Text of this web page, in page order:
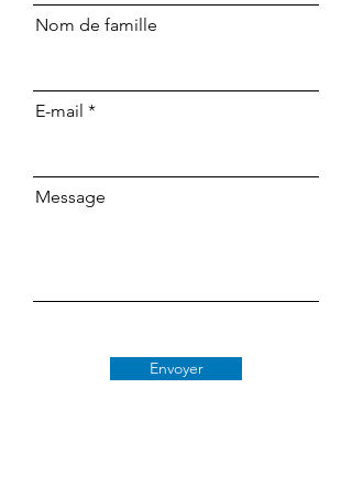
Nom de famille
E-mail
Message
Envoyer